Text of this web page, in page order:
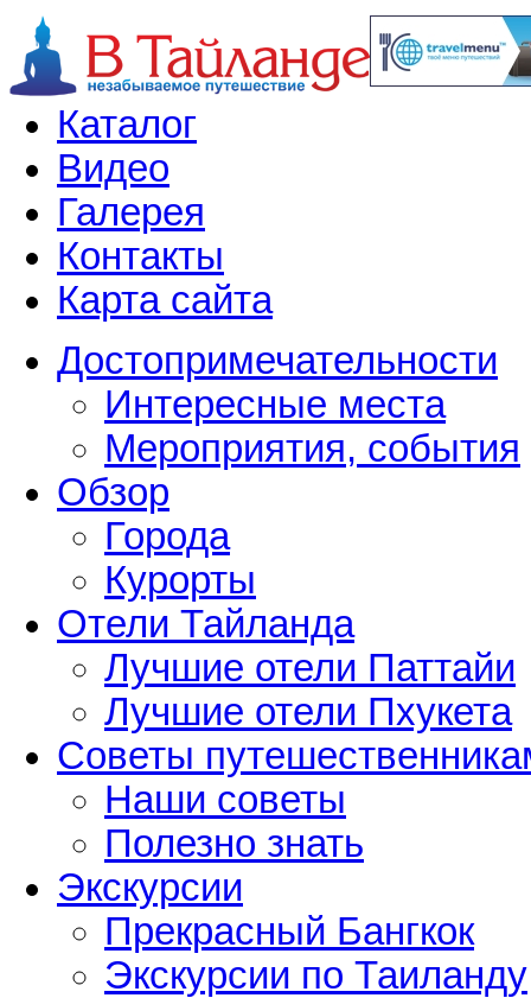
Каталог
Видео
Галерея
Контакты
Карта сайта
Достопримечательности
Интересные места
Мероприятия, события
Обзор
Города
Курорты
Отели Тайланда
Лучшие отели Паттайи
Лучшие отели Пхукета
Советы
Наши советы
Полезно знать
Экскурсии
Прекрасный Бангкок
Экскурсии по Таиланду